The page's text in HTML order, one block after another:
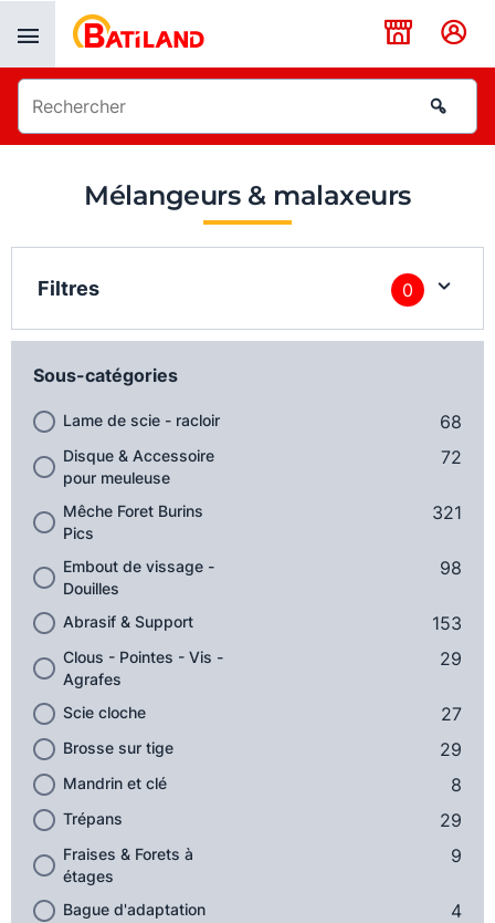
Mélangeurs & malaxeurs
Filtres 0
Sous-catégories
Lame de scie - racloir 68
Disque & Accessoire
pour meuleuse
72
Mêche Foret Burins
Pics
321
Embout de vissage -
Douilles
98
Abrasif & Support 153
Clous - Pointes - Vis -
Agrafes
29
Scie cloche 27
Brosse sur tige 29
Mandrin et clé 8
Trépans 29
Fraises & Forets à
étages
9
Bague d'adaptation 4
Panneau de gestion des cookies